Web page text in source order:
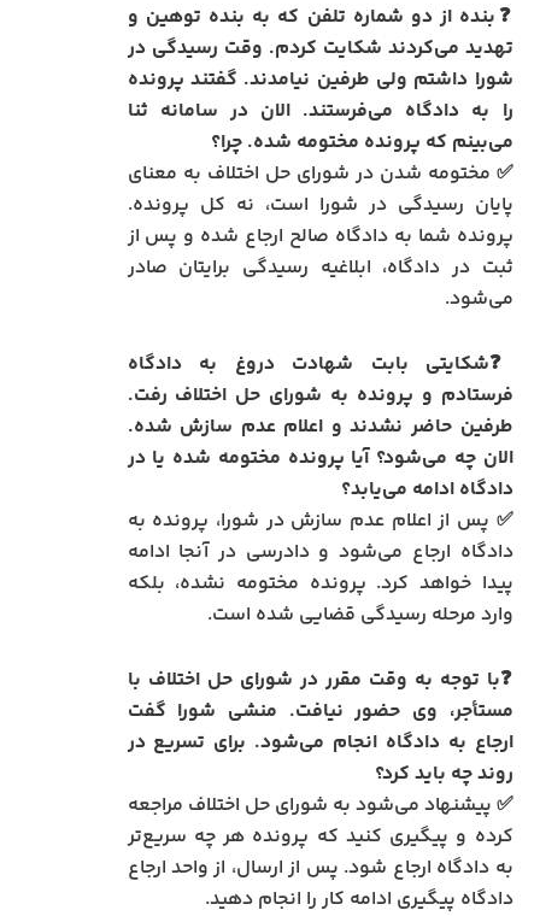
❓ بنده از دو شماره تلفن که به بنده توهین و
تهدید می‌کردند شکایت کردم. وقت رسیدگی در
شورا داشتم ولی طرفین نیامدند. گفتند پرونده
را به دادگاه می‌فرستند. الان در سامانه ثنا
می‌بینم که پرونده مختومه شده. چرا؟
✅ مختومه شدن در شورای حل اختلاف به معنای
پایان رسیدگی در شورا است، نه کل پرونده.
پرونده شما به دادگاه صالح ارجاع شده و پس از
ثبت در دادگاه، ابلاغیه رسیدگی برایتان صادر
می‌شود.
❓شکایتی بابت شهادت دروغ به دادگاه
فرستادم و پرونده به شورای حل اختلاف رفت.
طرفین حاضر نشدند و اعلام عدم سازش شده.
الان چه می‌شود؟ آیا پرونده مختومه شده یا در
دادگاه ادامه می‌یابد؟
✅ پس از اعلام عدم سازش در شورا، پرونده به
دادگاه ارجاع می‌شود و دادرسی در آنجا ادامه
پیدا خواهد کرد. پرونده مختومه نشده، بلکه
وارد مرحله رسیدگی قضایی شده است.
❓با توجه به وقت مقرر در شورای حل اختلاف با
مستأجر، وی حضور نیافت. منشی شورا گفت
ارجاع به دادگاه انجام می‌شود. برای تسریع در
روند چه باید کرد؟
✅ پیشنهاد می‌شود به شورای حل اختلاف مراجعه
کرده و پیگیری کنید که پرونده هر چه سریع‌تر
به دادگاه ارجاع شود. پس از ارسال، از واحد ارجاع
دادگاه پیگیری ادامه کار را انجام دهید.